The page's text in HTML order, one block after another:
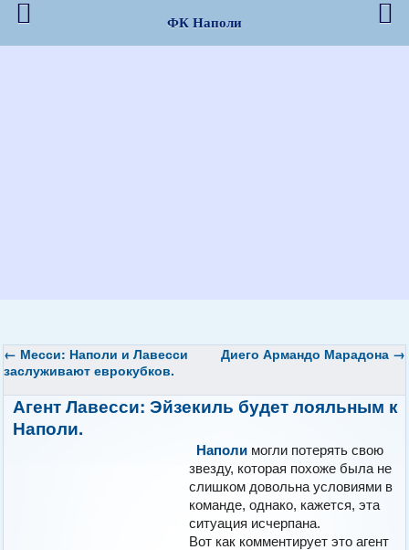
← Месси: Наполи и Лавесси
заслуживают еврокубков.
Диего Армандо Марадона →
Агент Лавесси: Эйзекиль будет лояльным к
Наполи.
Наполи могли потерять свою
звезду, которая похоже была не
слишком довольна условиями в
команде, однако, кажется, эта
ситуация исчерпана.
Вот как комментирует это агент
ФК Наполи